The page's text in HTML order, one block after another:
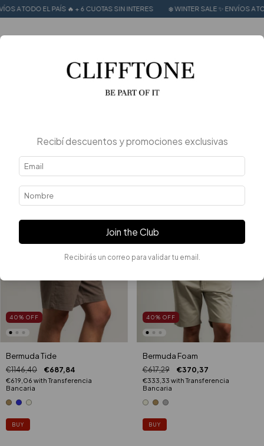
A TODO EL PAÍS 🔥 + 6 CUOTAS SIN INTERES ❄️ WINTER SALE ✨ ENVÍOS A
40% OFF
Bermuda Tide
€1146,40 €687,84
€619,06 with Transferencia
Bancaria
BUY
40% OFF
Bermuda Foam
€617,29 €370,37
€333,33 withTransferencia
Bancaria
BUY
Recibí descuentos y promociones exclusivas
Join the Club
Recibirás un correo para validar tu email.